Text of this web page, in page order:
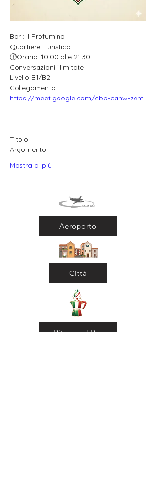
Bar : Il Profumino
Quartiere: Turistico
🕧Orario: 10:00 alle 21.30
Conversazioni illimitate
Livello B1/B2
Collegamento:
https://meet.google.com/dbb-cahw-zem
Titolo:
Argomento:
Mostra di più
Aeroporto
Città
Ritorna al Bar